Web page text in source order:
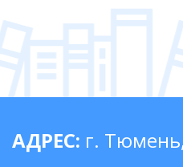
АДРЕС: г.